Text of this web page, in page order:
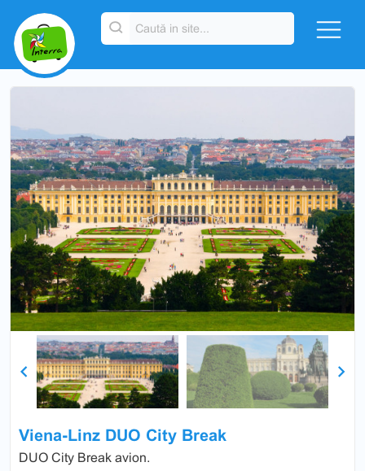
Viena-Linz DUO City Break
DUO City Break avion.
Previous Next